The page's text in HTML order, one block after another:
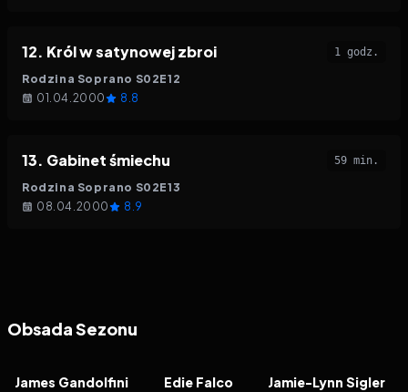
12. Król w satynowej zbroi 1 godz.
Rodzina Soprano S02E12
01.04.2000
8.8
13. Gabinet śmiechu 59 min.
Rodzina Soprano S02E13
08.04.2000
8.9
Obsada Sezonu
James Gandolfini Edie Falco Jamie-Lynn Sigler